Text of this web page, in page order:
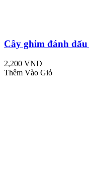
Cây ghim đánh
2,200 VND
Thêm Vào Giỏ